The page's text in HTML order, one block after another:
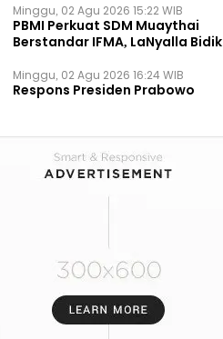
Permanen
Minggu, 02 Agu 2026 15:22 WIB
PBMI Perkuat SDM Muaythai
Berstandar IFMA, LaNyalla Bidik
Minggu, 02 Agu 2026 16:24 WIB
Respons Presiden Prabowo